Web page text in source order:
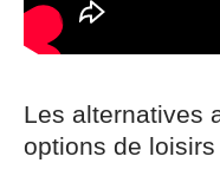
Les alternatives
options de